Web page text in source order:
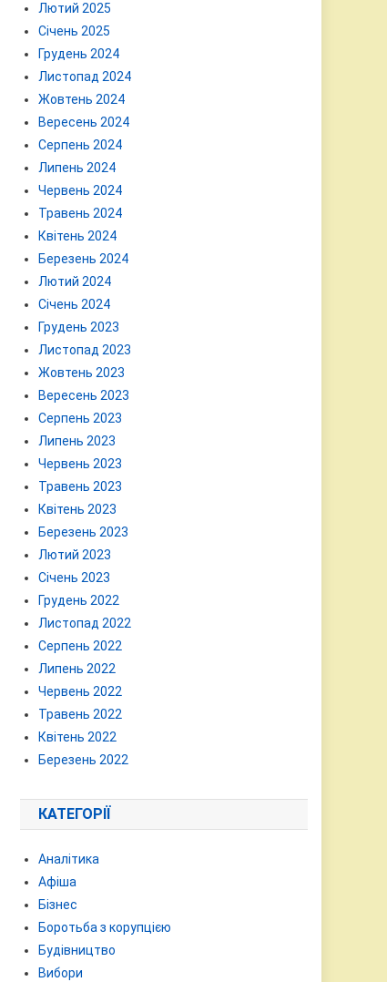
Лютий 2025
Січень 2025
Грудень 2024
Листопад 2024
Жовтень 2024
Вересень 2024
Серпень 2024
Липень 2024
Червень 2024
Травень 2024
Квітень 2024
Березень 2024
Лютий 2024
Січень 2024
Грудень 2023
Листопад 2023
Жовтень 2023
Вересень 2023
Серпень 2023
Липень 2023
Червень 2023
Травень 2023
Квітень 2023
Березень 2023
Лютий 2023
Січень 2023
Грудень 2022
Листопад 2022
Серпень 2022
Липень 2022
Червень 2022
Травень 2022
Квітень 2022
Березень 2022
КАТЕГОРІЇ
Аналітика
Афіша
Бізнес
Боротьба з корупцією
Будівництво
Вибори